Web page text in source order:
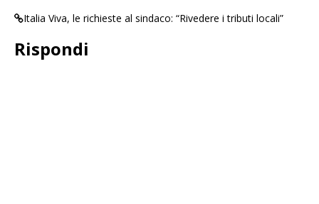
Italia Viva, le richieste al sindaco: “Rivedere i tributi locali”
Rispondi